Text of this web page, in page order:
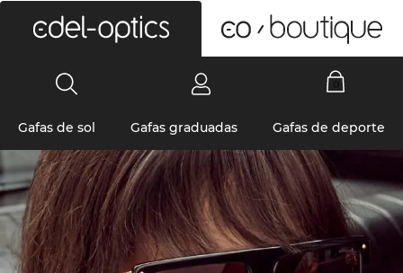
Gafas de sol Gafas graduadas Gafas de deporte